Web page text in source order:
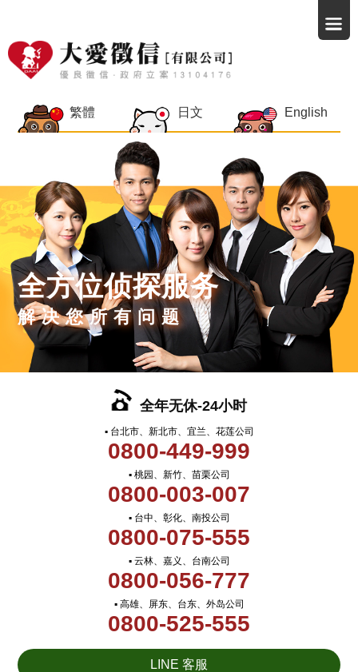
繁體 日文 English
全方位侦探服务
解决您所有问题
全年无休-24小时
▪ 台北市、新北市、宜兰、花莲公司
0800-449-999
▪ 桃园、新竹、苗栗公司
0800-003-007
▪ 台中、彰化、南投公司
0800-075-555
▪ 云林、嘉义、台南公司
0800-056-777
▪ 高雄、屏东、台东、外岛公司
0800-525-555
LINE 客服